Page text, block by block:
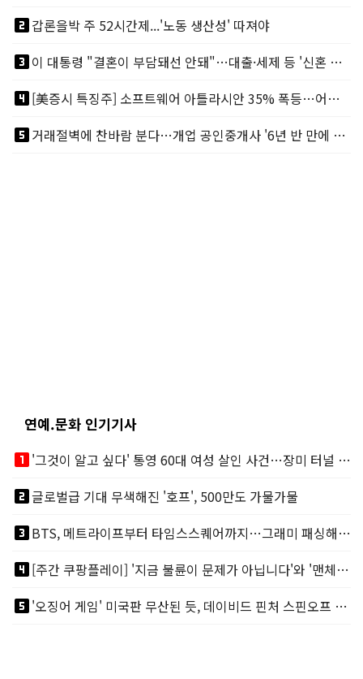
looks_two갑론을박 주 52시간제...'노동 생산성' 따져야
looks_3
이 대통령 "결혼이 부담돼선 안돼"…대출·세제 등 '신혼 걸림돌' 제거
looks_4
[美증시 특징주] 소프트웨어 아틀라시안 35% 폭등…어닝서프, 투자의견 줄줄이 상향
looks_5
거래절벽에 찬바람 분다…개업 공인중개사 '6년 반 만에 최저'
연예.문화 인기기사
looks_one
'그것이 알고 싶다' 통영 60대 여성 살인 사건…장미 터널 아래 킬러, 누구냐 넌?
looks_two글로벌급 기대 무색해진 '호프', 500만도 가물가물
looks_3
BTS, 메트라이프부터 타임스스퀘어까지…그래미 패싱해도 미 대륙 꿀꺽
looks_4
[주간 쿠팡플레이] '지금 불륜이 문제가 아닙니다'와 '맨체스터 시티 VS 아틀레티코 마드리드 빅매치'
looks_5
'오징어 게임' 미국판 무산된 듯, 데이비드 핀처 스핀오프 철회